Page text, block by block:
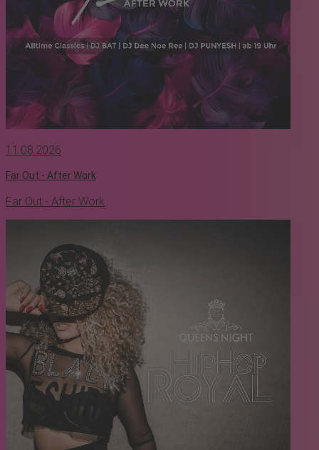
11.08.2026
Far Out - After Work
Far Out - After Work